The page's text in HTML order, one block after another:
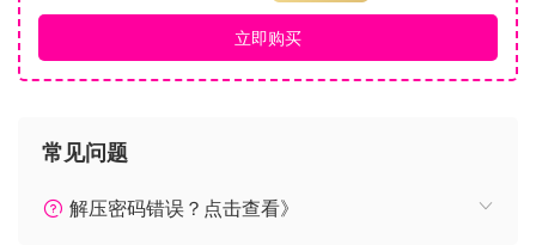
机。此外，在《黑名单》中，一些得到前作玩家喜爱的装备诸
如电击弹以及用于室内近距离格斗，弧形锋利的Karambit刀也
得以回归。
建一支全新的属于他自己行事风格的团队——第四梯队。安娜·
斯则为其提供新的武器，平民黑客查理·科尔的加入更是使得山
立即购买
常见问题
解压密码错误？点击查看》